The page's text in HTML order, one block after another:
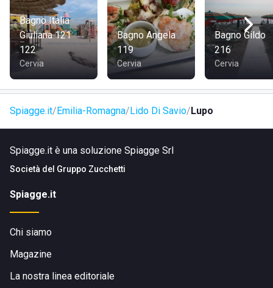
Bagno Italia
Giuliana 121
122
Cervia
Bagno Angela
119
Cervia
Bagno Gildo
216
Cervia
Spiagge.it Emilia-Romagna Lido Di Savio Lupo
Spiagge.it è una soluzione Spiagge Srl
Società del Gruppo Zucchetti
Spiagge.it
Chi siamo
Magazine
La nostra linea editoriale